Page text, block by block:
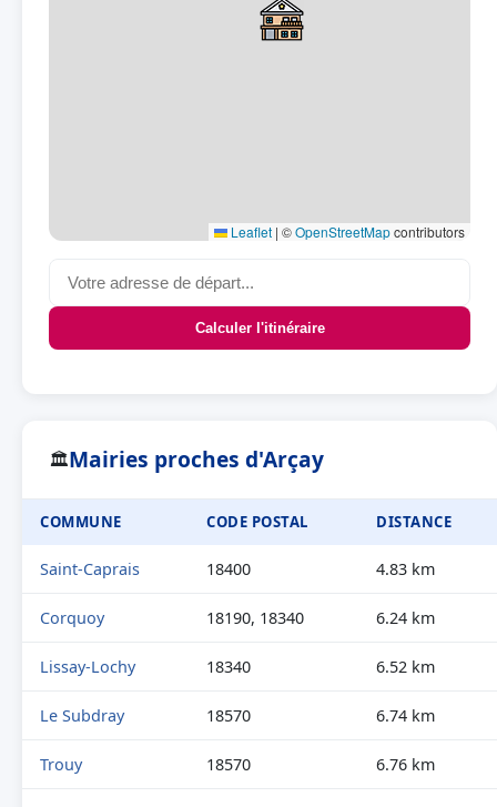
Leaflet | ©OpenStreetMapcontributors
Calculer l'itinéraire
🏛Mairies proches d'Arçay
COMMUNE CODE POSTAL DISTANCE
Saint-Caprais 18400 4.83 km
Corquoy 18190, 18340 6.24 km
Lissay-Lochy 18340 6.52 km
Le Subdray 18570 6.74 km
Trouy 18570 6.76 km